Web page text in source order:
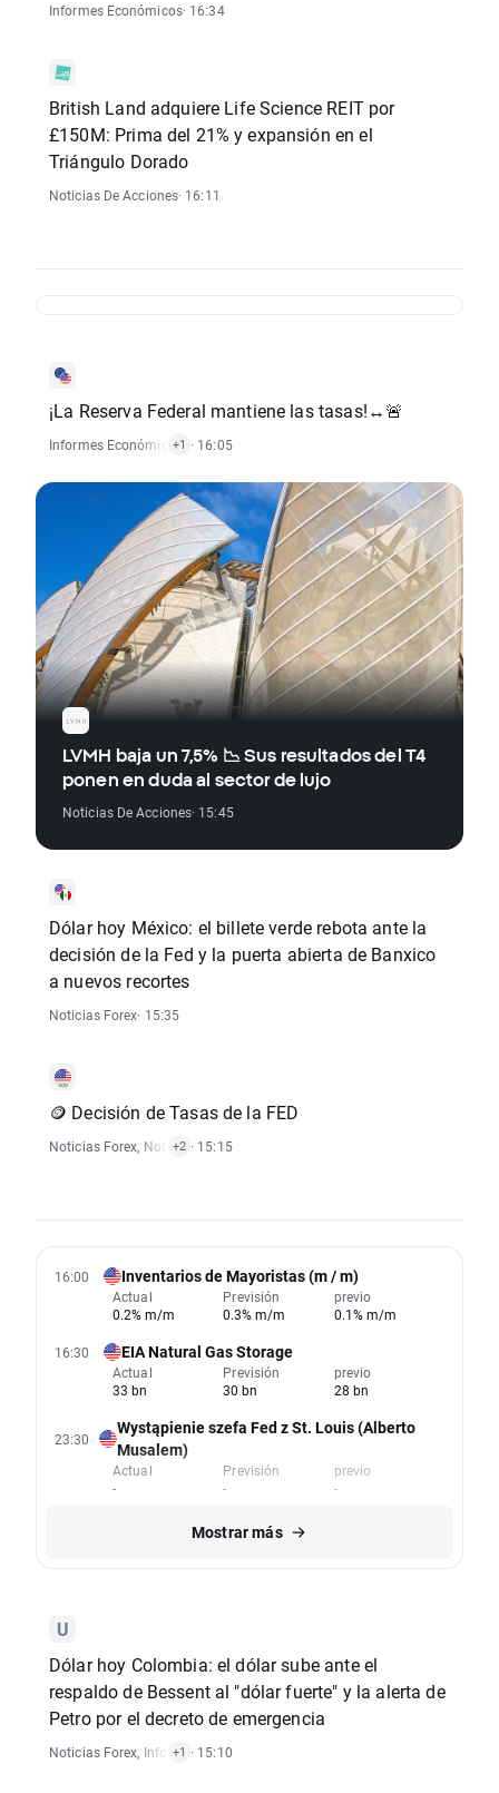
Informes Económicos· 16:34
British Land adquiere Life Science REIT por
£150M: Prima del 21% y expansión en el
Triángulo Dorado
Noticias De Acciones· 16:11
¡La Reserva Federal mantiene las tasas!↔️🚨
Informes Económicos, Noticias Forex
+1 · 16:05
LVMH baja un 7,5% 📉 Sus resultados del T4
ponen en duda al sector de lujo
Noticias De Acciones· 15:45
Dólar hoy México: el billete verde rebota ante la
decisión de la Fed y la puerta abierta de Banxico
a nuevos recortes
Noticias Forex· 15:35
🪙 Decisión de Tasas de la FED
Noticias Forex, Noticias De Materias Primas
+2 · 15:15
16:00 Inventarios de Mayoristas (m / m)
Actual
0.2% m/m
Previsión
0.3% m/m
previo
0.1% m/m
16:30 EIA Natural Gas Storage
Actual
33 bn
Previsión
30 bn
previo
28 bn
23:30
Wystąpienie szefa Fed z St. Louis (Alberto
Musalem)
Actual
-
Previsión
-
previo
-
Mostrar más
Dólar hoy Colombia: el dólar sube ante el
respaldo de Bessent al "dólar fuerte" y la alerta de
Petro por el decreto de emergencia
Noticias Forex, Informes Económicos
+1 · 15:10